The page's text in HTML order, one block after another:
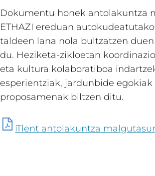
Dokumentu honek antolakuntza
ETHAZI ereduan
taldeen lana nola bultzatzen
du. Heziketa-zikloetan
eta kultura kolaboratiboa
esperientziak, jardunbide egokiak
proposamenak biltzen ditu.
iTlent antolakuntza